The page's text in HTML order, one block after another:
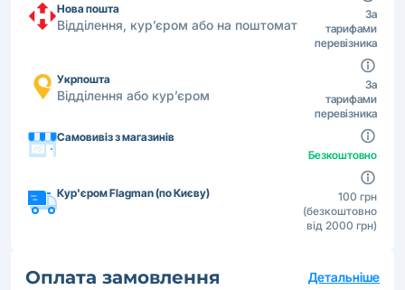
Нова пошта
Відділення, кур’єром або на поштомат
За
тарифами
перевізника
Укрпошта
Відділення або кур’єром
За
тарифами
перевізника
Самовивіз з магазинів
Безкоштовно
Кур'єром Flagman (по Києву)
100 грн
(безкоштовно
від 2000 грн)
Оплата замовлення Детальніше